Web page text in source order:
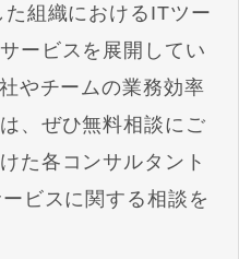
組織におけるITツー
ービスを展開してい
やチームの業務効率
、ぜひ無料相談にご
た各コンサルタント
ビスに関する相談を